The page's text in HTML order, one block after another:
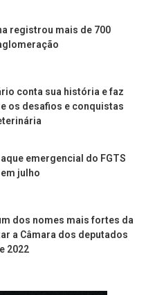
registrou mais de 700
conta sua história e faz
os desafios e conquistas
emergencial do FGTS
julho
dos nomes mais fortes da
a Câmara dos deputados
2022